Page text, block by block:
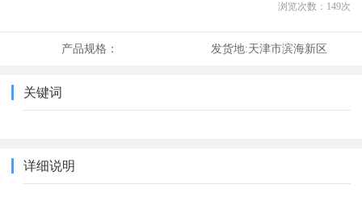
浏览次数： 149次
产品规格： 发货地:天津市滨海新区
关键词
详细说明